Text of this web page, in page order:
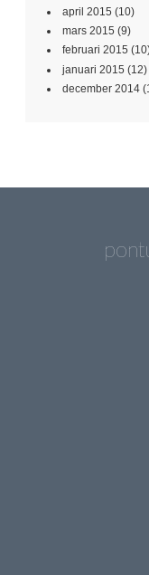
april 2015 (10)
mars 2015 (9)
februari 2015
januari 2015 (12)
december 2014